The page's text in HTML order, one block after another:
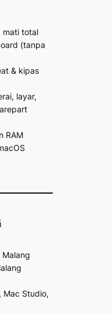
mati total
(tanpa
& kipas
layar,
RAM
Malang
Mac Studio,